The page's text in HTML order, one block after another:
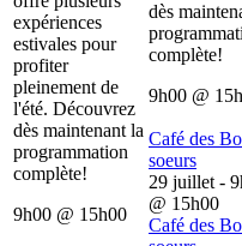
expériences
estivales pour
profiter
pleinement de
l'été. Découvrez
dès maintenant la
programmation
complète!
9h00 @ 15h00
dès
complète!
9h00 @
Café des
soeurs
29 juillet -
@ 15h00
Café des